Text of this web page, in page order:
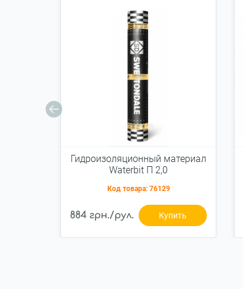
Гидроизоляционный материал
Waterbit П 2,0
Код товара: 76129
884 грн./рул. Купить